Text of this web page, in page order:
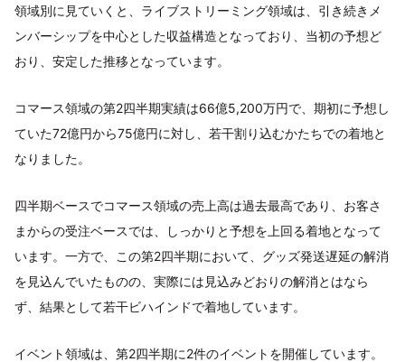
領域別に見ていくと、ライブストリーミング領域は、引き続きメ
ンバーシップを中心とした収益構造となっており、当初の予想ど
おり、安定した推移となっています。
コマース領域の第2四半期実績は66億5,200万円で、期初に予想し
ていた72億円から75億円に対し、若干割り込むかたちでの着地と
なりました。
四半期ベースでコマース領域の売上高は過去最高であり、お客さ
まからの受注ベースでは、しっかりと予想を上回る着地となって
います。一方で、この第2四半期において、グッズ発送遅延の解消
を見込んでいたものの、実際には見込みどおりの解消とはなら
ず、結果として若干ビハインドで着地しています。
イベント領域は、第2四半期に2件のイベントを開催しています。